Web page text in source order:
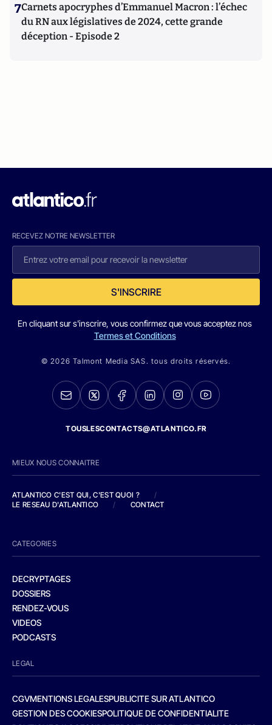
7Carnets apocryphes d’Emmanuel Macron : l’échec
du RN aux législatives de 2024, cette grande
déception - Episode 2
RECEVEZ NOTRE NEWSLETTER
S'INSCRIRE
En cliquant sur s'inscrire, vous confirmez que vous acceptez nos
Termes et Conditions
© 2026 Talmont Media SAS. tous droits réservés.
TOUSLESCONTACTS@ATLANTICO.FR
MIEUX NOUS CONNAITRE
ATLANTICO C'EST QUI, C'EST QUOI ?
/
LE RESEAU D'ATLANTICO
/ CONTACT
CATEGORIES
DECRYPTAGES
DOSSIERS
RENDEZ-VOUS
VIDEOS
PODCASTS
LEGAL
CGVMENTIONS LEGALESPUBLICITE SUR ATLANTICO
GESTION DES COOKIESPOLITIQUE DE CONFIDENTIALITE